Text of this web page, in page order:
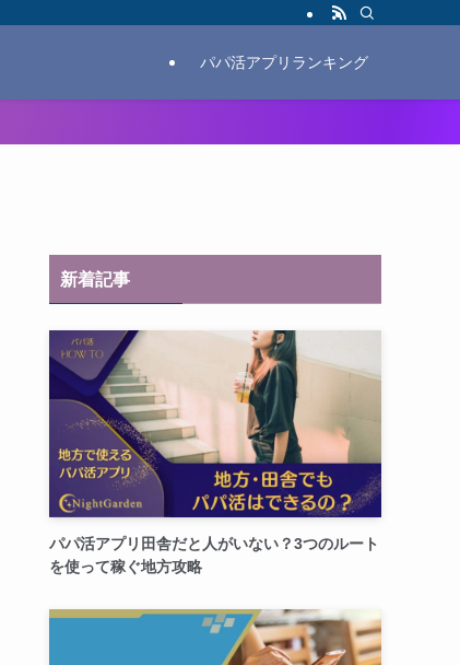
パパ活アプリランキング
新着記事
パパ活アプリ田舎だと人がいない？3つのルート
を使って稼ぐ地方攻略